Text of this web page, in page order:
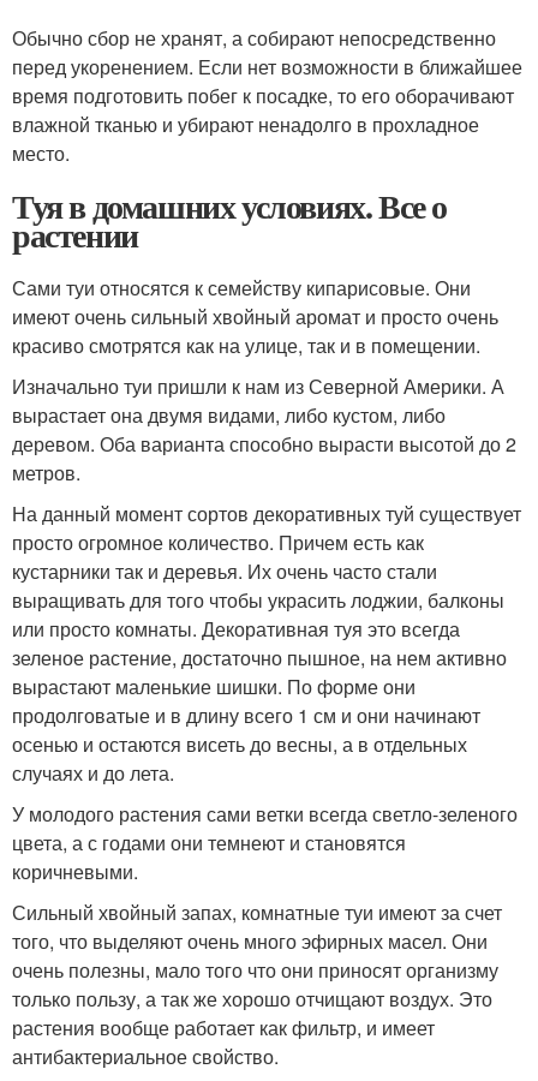
Обычно сбор не хранят, а собирают непосредственно
перед укоренением. Если нет возможности в ближайшее
время подготовить побег к посадке, то его оборачивают
влажной тканью и убирают ненадолго в прохладное
место.
Туя в домашних условиях. Все о
растении
Сами туи относятся к семейству кипарисовые. Они
имеют очень сильный хвойный аромат и просто очень
красиво смотрятся как на улице, так и в помещении.
Изначально туи пришли к нам из Северной Америки. А
вырастает она двумя видами, либо кустом, либо
деревом. Оба варианта способно вырасти высотой до 2
метров.
На данный момент сортов декоративных туй существует
просто огромное количество. Причем есть как
кустарники так и деревья. Их очень часто стали
выращивать для того чтобы украсить лоджии, балконы
или просто комнаты. Декоративная туя это всегда
зеленое растение, достаточно пышное, на нем активно
вырастают маленькие шишки. По форме они
продолговатые и в длину всего 1 см и они начинают
осенью и остаются висеть до весны, а в отдельных
случаях и до лета.
У молодого растения сами ветки всегда светло-зеленого
цвета, а с годами они темнеют и становятся
коричневыми.
Сильный хвойный запах, комнатные туи имеют за счет
того, что выделяют очень много эфирных масел. Они
очень полезны, мало того что они приносят организму
только пользу, а так же хорошо отчищают воздух. Это
растения вообще работает как фильтр, и имеет
антибактериальное свойство.